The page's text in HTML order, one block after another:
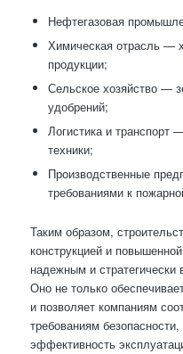
Нефтегазовая
Химическая отрасль —
продукции;
Сельское хозяйство —
удобрений;
Логистика и транспорт
техники;
Производственные
требованиями к
Таким образом,
конструкцией и
надежным и
Оно не только
и позволяет компаниям
требованиям
эффективность